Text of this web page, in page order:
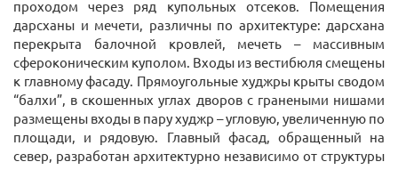
проходом через ряд купольных отсеков. Помещения
дарсханы и мечети, различны по архитектуре: дарсхана
перекрыта балочной кровлей, мечеть – массивным
сфероконическим куполом. Входы из вестибюля смещены
к главному фасаду. Прямоугольные худжры крыты сводом
“балхи”, в скошенных углах дворов с гранеными нишами
размещены входы в пару худжр – угловую, увеличенную по
площади, и рядовую. Главный фасад, обращенный на
север, разработан архитектурно независимо от структуры